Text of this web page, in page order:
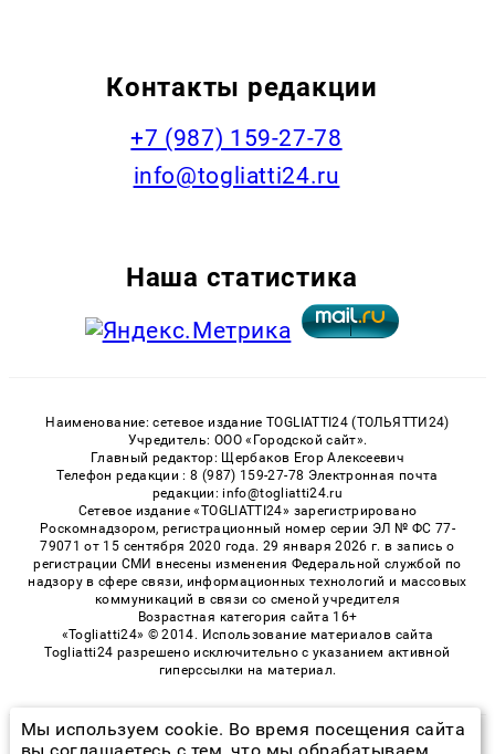
Контакты редакции
+7 (987) 159-27-78
info@togliatti24.ru
Наша статистика
Наименование: сетевое издание TOGLIATTI24 (ТОЛЬЯТТИ24)
Учредитель: ООО «Городской сайт».
Главный редактор: Щербаков Егор Алексеевич
Телефон редакции : 8 (987) 159-27-78 Электронная почта
редакции: info@togliatti24.ru
Сетевое издание «TOGLIATTI24» зарегистрировано
Роскомнадзором, регистрационный номер серии ЭЛ № ФС 77-
79071 от 15 сентября 2020 года. 29 января 2026 г. в запись о
регистрации СМИ внесены изменения Федеральной службой по
надзору в сфере связи, информационных технологий и массовых
коммуникаций в связи со сменой учредителя
Возрастная категория сайта 16+
«Togliatti24» © 2014. Использование материалов сайта
Togliatti24 разрешено исключительно с указанием активной
гиперссылки на материал.
© 2026 «Togliatti24» | Все права защищены
Мы используем cookie. Во время посещения сайта